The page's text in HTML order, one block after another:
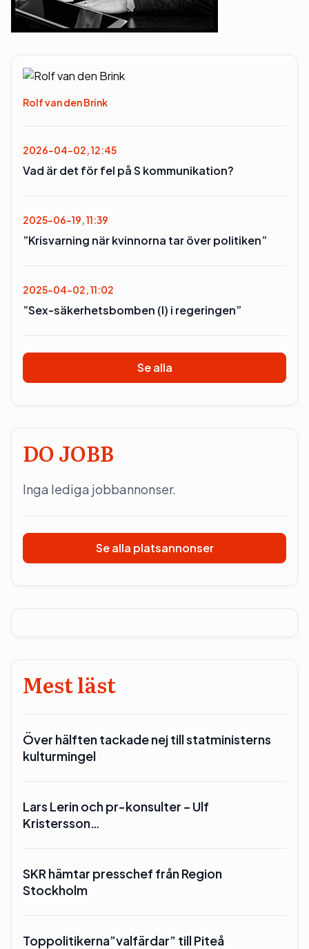
Rolf van den Brink
2026-04-02, 12:45
Vad är det för fel på S kommunikation?
2025-06-19, 11:39
”Krisvarning när kvinnorna tar över politiken”
2025-04-02, 11:02
”Sex-säkerhetsbomben (l) i regeringen”
Se alla
DO JOBB
Inga lediga jobbannonser.
Se alla platsannonser
Mest läst
Över hälften tackade nej till statministerns
kulturmingel
Lars Lerin och pr-konsulter – Ulf
Kristersson…
SKR hämtar presschef från Region
Stockholm
Toppolitikerna”valfärdar” till Piteå